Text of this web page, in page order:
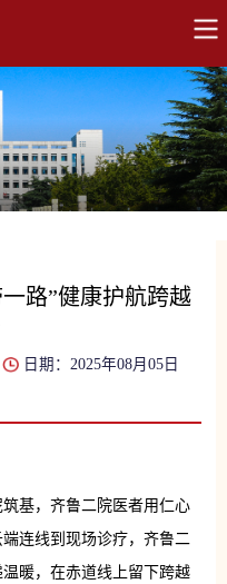
路”健康护航跨越
日期：2025年08月05日
筑基，齐鲁二院医者用仁心
连线到现场诊疗，齐鲁二
暖，在赤道线上留下跨越